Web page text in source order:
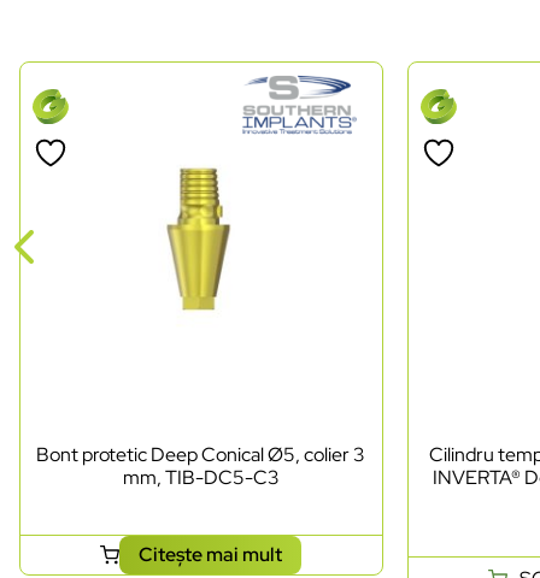
Bont protetic Deep Conical Ø5, colier 3
mm, TIB-DC5-C3
Citește mai mult
Cilindru
INVERTA®